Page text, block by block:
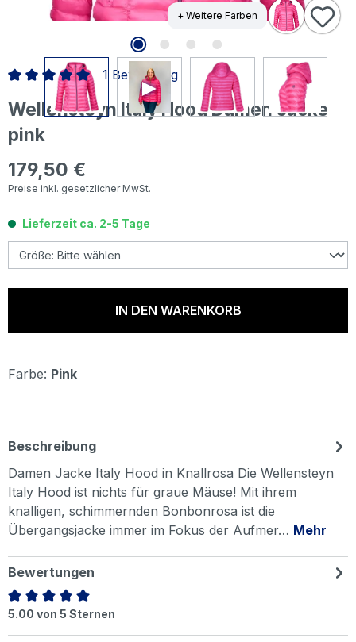
+ Weitere Farben
Wellensteyn Italy Hood Damen Jacke
pink
Regulärer Preis:
179,50 €
Preise inkl. gesetzlicher MwSt.
Durchschnittliche Bewertung von 5 von 5 Sternen
1 Bewertung
Lieferzeit ca. 2-5 Tage
IN DEN WARENKORB
Farbe: Pink
Beschreibung
Damen Jacke Italy Hood in Knallrosa Die Wellensteyn
Italy Hood ist nichts für graue Mäuse! Mit ihrem
knalligen, schimmernden Bonbonrosa ist die
Übergangsjacke immer im Fokus der Aufmer… Mehr
Bewertungen
Durchschnittliche Bewertung von 5 von 5 Sternen
5.00 von 5 Sternen